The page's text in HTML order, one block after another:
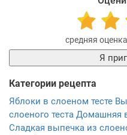
Я
Категории рецепта
Яблоки в слоеном тесте
слоеного теста Домашняя
Сладкая выпечка из